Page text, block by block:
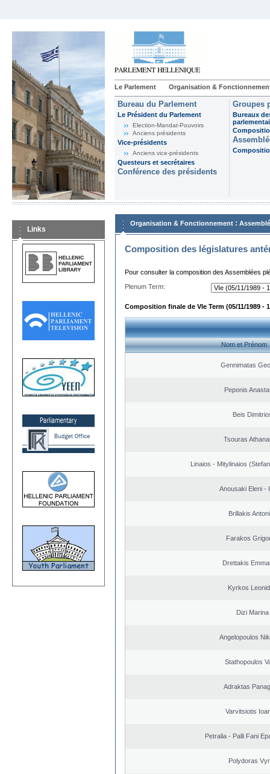
Le Parlement Organisation &
Bureau du Parlement
Le Président du Parlement
Election-Mandat-Pouvoirs
Anciens présidents
Vice-présidents
Anciens vice-présidents
Questeurs et secrétaires
Conférence des présidents
Groupes
Bureaux
Links
Organisation & Fonctionnement :
Composition des législatures
Pour consulter la composition des Assemblées
Plenum Term:
Composition finale de VIe Term (05/11/1989 -
Nom et Prénom
Gennimatas
Peponis
Beis
Tsouras
Linaios - Mitylinaios
Anousaki Eleni -
Brillakis
Farakos
Drettakis
Kyrkos
Dizi Marina
Angelopoulos
Stathopoulos
Adraktas
Varvitsiotis
Petralia - Palli Fani
Polydoras